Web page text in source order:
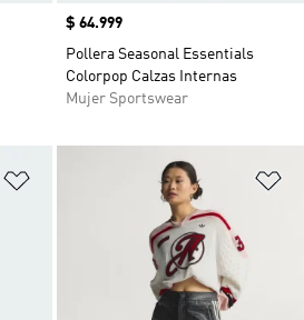
Precio
$ 64.999
Pollera Seasonal Essentials
Colorpop Calzas Internas
Mujer Sportswear
Añadir a la lista de deseos